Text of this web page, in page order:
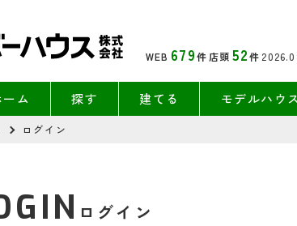
WEB 679件 店頭 52件
ーム 探す 建てる モデルハウス
ログイン
ログイン